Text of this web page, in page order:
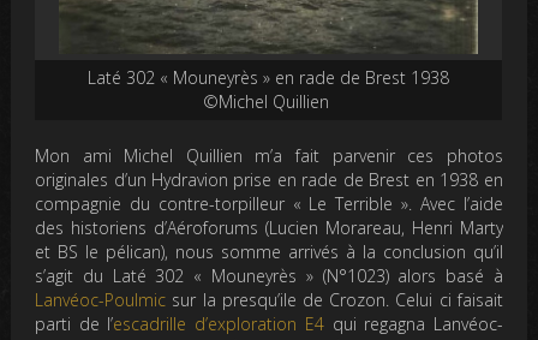
Laté 302 « Mouneyrès » en rade de Brest 1938
©Michel Quillien
Mon ami Michel Quillien m’a fait parvenir ces photos
originales d’un Hydravion prise en rade de Brest en 1938 en
compagnie du contre-torpilleur « Le Terrible ». Avec l’aide
des historiens d’Aéroforums (Lucien Morareau, Henri Marty
et BS le pélican), nous somme arrivés à la conclusion qu’il
s’agit du Laté 302 « Mouneyrès » (N°1023) alors basé à
Lanvéoc-Poulmic sur la presqu’ile de Crozon. Celui ci faisait
parti de l’escadrille d’exploration E4qui regagna Lanvéoc-